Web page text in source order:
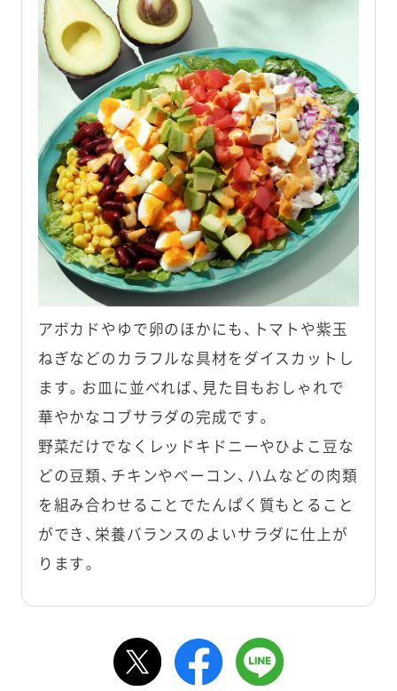
アボカドやゆで卵のほかにも、トマトや紫玉
ねぎなどのカラフルな具材をダイスカットし
ます。お皿に並べれば、見た目もおしゃれで
華やかなコブサラダの完成です。
野菜だけでなくレッドキドニーやひよこ豆な
どの豆類、チキンやベーコン、ハムなどの肉類
を組み合わせることでたんぱく質もとること
ができ、栄養バランスのよいサラダに仕上が
ります。